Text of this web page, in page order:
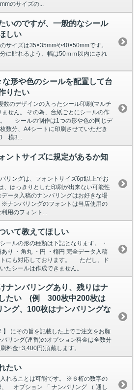
のサイズの...
いのですが、一般的なシール
しい
サイズは35×35mmや40×50mmです。
に貼れるよう、幅は50ｍｍ以内にされ
形や色のシールを配置して台
りたい
数のデザインの入ったシール印刷(マルチ
せん。 その為、台紙ごとにシールの作
。 シールの制作は1つの形や色の同じデ
数分、A4シートに印刷させていただき
横3...
ントサイズに規定があるか知
リングは、フォントサイズ6pt以上でお
、はっきりとした印刷が出来ない可能性
ータ入稿のナンバリングはお好きな場
※ナンバリングのフォントは当店使用の
用のフォント...
いて教えてほしい
ールの形の種類は下記となります。 ・
り ・角丸 ・円 ・楕円 完全データ入稿
トにも対応しております。 ただし、ド
たシールは作成できません。
ナンバリングあり、残りはナ
したい (例 300枚中200枚は
ング、100枚はナンバリングな
】 にその旨を記載した上でご注文をお願
リング(連番)のオプション料金は全数分
金+3,400円)頂戴します。
たい
れることは可能です。 ※６桁の数字の
、 オプション 「 ナンバリング （ 通し